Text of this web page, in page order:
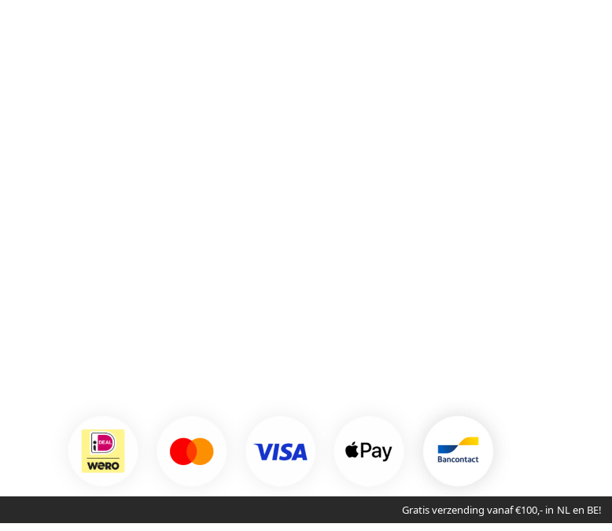
Gratis verzending vanaf €100,- in NL en BE!